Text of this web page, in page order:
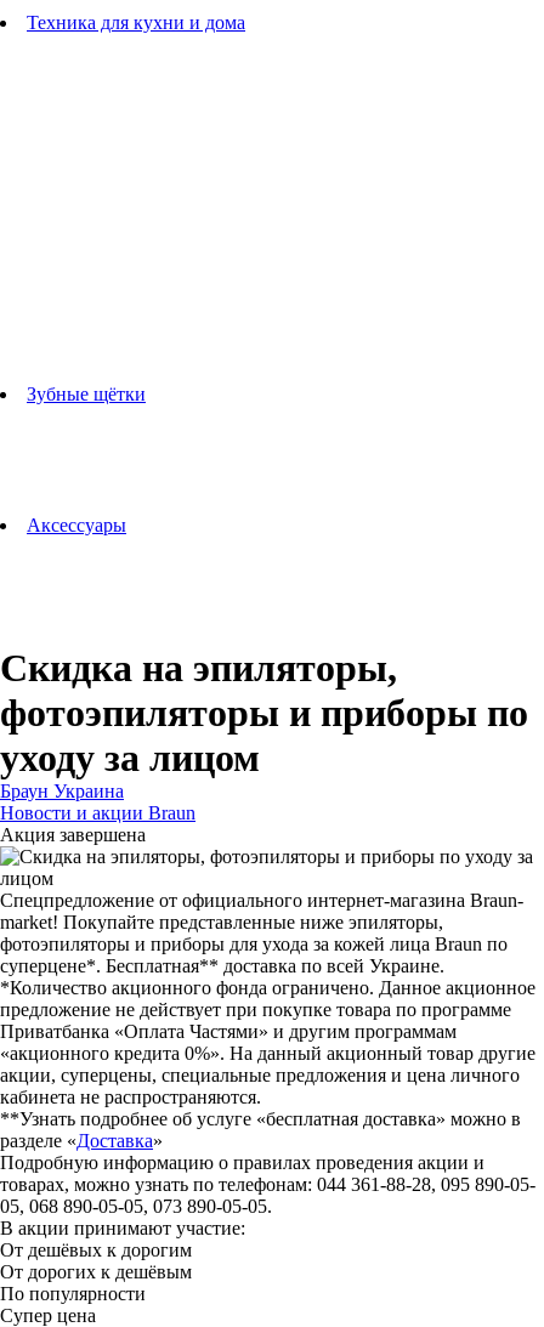
Техника для кухни и дома
Зубные щётки
Аксессуары
Скидка на эпиляторы,
фотоэпиляторы и приборы по
уходу за лицом
Браун Украина
Новости и акции Braun
Акция завершена
Спецпредложение от официального интернет-магазина Braun-
market! Покупайте представленные ниже эпиляторы,
фотоэпиляторы и приборы для ухода за кожей лица Braun по
суперцене*. Бесплатная** доставка по всей Украине.
*Количество акционного фонда ограничено. Данное акционное
предложение не действует при покупке товара по программе
Приватбанка «Оплата Частями» и другим программам
«акционного кредита 0%». На данный акционный товар другие
акции, суперцены, специальные предложения и цена личного
кабинета не распространяются.
**Узнать подробнее об услуге «бесплатная доставка» можно в
разделе «Доставка»
Подробную информацию о правилах проведения акции и
товарах, можно узнать по телефонам: 044 361-88-28, 095 890-05-
05, 068 890-05-05, 073 890-05-05.
В акции принимают участие:
От дешёвых к дорогим
От дорогих к дешёвым
По популярности
Супер цена